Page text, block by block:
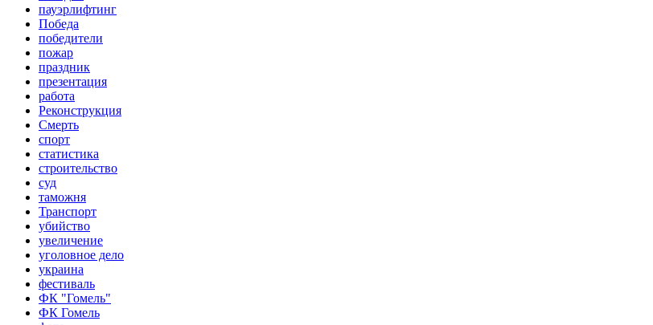
пауэрлифтинг
Победа
победители
пожар
праздник
презентация
работа
Реконструкция
Смерть
спорт
статистика
строительство
суд
таможня
Транспорт
убийство
увеличение
уголовное дело
украина
фестиваль
ФК "Гомель"
ФК Гомель